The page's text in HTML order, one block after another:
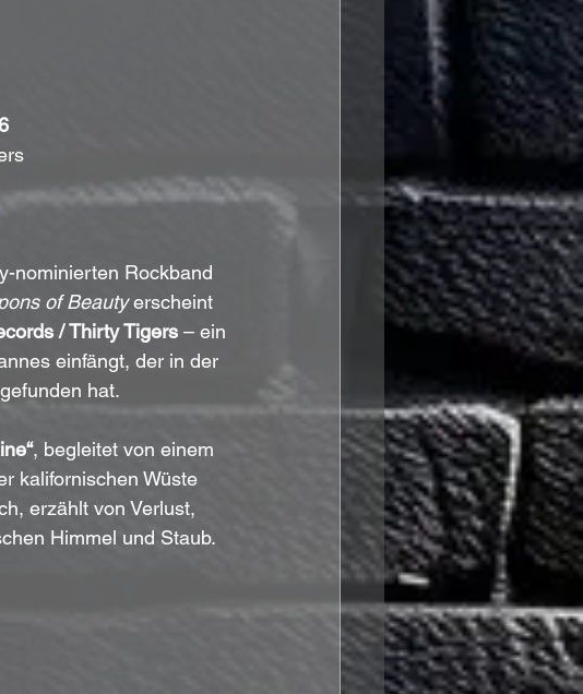
nominierten Rockband
of Beauty erscheint
/ Thirty Tigers – ein
einfängt, der in der
hat.
, begleitet von einem
kalifornischen Wüste
erzählt von Verlust,
Himmel und Staub.